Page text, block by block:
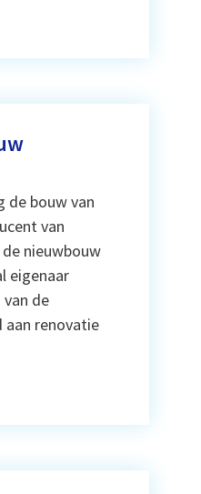
de bouw van
van
nieuwbouw
eigenaar
de
aan renovatie